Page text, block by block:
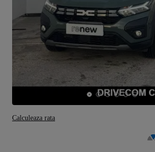
Calculeaza rata